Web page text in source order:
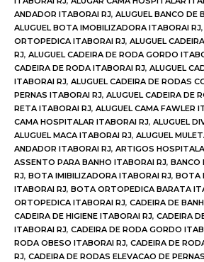
ANDADOR ITABORAI RJ, ALUGUEL BANCO DE
ALUGUEL BOTA IMOBILIZADORA ITABORAI RJ,
ORTOPEDICA ITABORAI RJ, ALUGUEL
RJ, ALUGUEL CADEIRA DE RODA GORDO
CADEIRA DE RODA ITABORAI RJ, ALUGUEL
ITABORAI RJ, ALUGUEL CADEIRA DE RODAS
PERNAS ITABORAI RJ, ALUGUEL CADEIRA DE
RETA ITABORAI RJ, ALUGUEL CAMA FAWLER
CAMA HOSPITALAR ITABORAI RJ, ALUGUEL
ALUGUEL MACA ITABORAI RJ, ALUGUEL
ANDADOR ITABORAI RJ, ARTIGOS
ASSENTO PARA BANHO ITABORAI RJ, BANCO
RJ, BOTA IMIBILIZADORA ITABORAI RJ, BOTA
ITABORAI RJ, BOTA ORTOPEDICA BARATA
ORTOPEDICA ITABORAI RJ, CADEIRA DE
CADEIRA DE HIGIENE ITABORAI RJ, CADEIRA
ITABORAI RJ, CADEIRA DE RODA GORDO
RODA OBESO ITABORAI RJ, CADEIRA DE
RJ, CADEIRA DE RODAS ELEVACAO DE